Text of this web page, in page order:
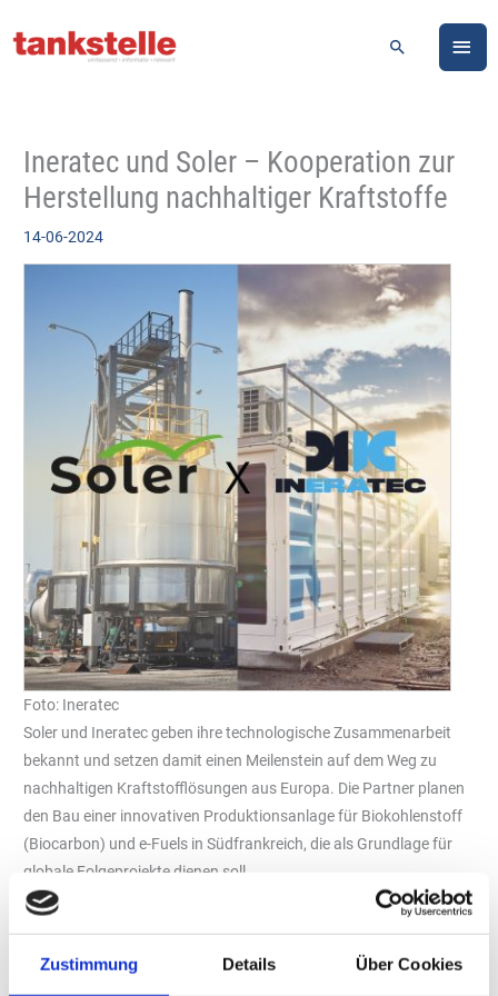
Zustimmung Details Über Cookies
Inhalt
Suchen
Ineratec und Soler – Kooperation zur
Herstellung nachhaltiger Kraftstoffe
14-06-2024
Foto: Ineratec
Soler und Ineratec geben ihre technologische Zusammenarbeit
bekannt und setzen damit einen Meilenstein auf dem Weg zu
nachhaltigen Kraftstofflösungen aus Europa. Die Partner planen
den Bau einer innovativen Produktionsanlage für Biokohlenstoff
(Biocarbon) und e-Fuels in Südfrankreich, die als Grundlage für
globale Folgeprojekte dienen soll.
Diese Anlage wird durch die zusätzliche Nutzung des
Synthesegases 100.000 Tonnen CO2-Äquivalente pro Jahr
vermeiden. DasSynthesegas
ist ein Nebenprodukt der
Herstellung von Biokohlenstoff, der mit der modernster